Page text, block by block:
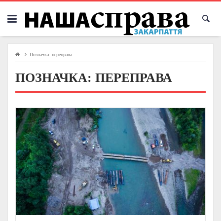
Skip
content
Позначка: переправа
ПОЗНАЧКА: ПЕРЕПРАВА